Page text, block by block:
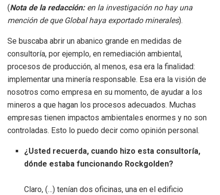
(Nota de la redacción: en la investigación no hay una
mención de que Global haya exportado minerales).
Se buscaba abrir un abanico grande en medidas de
consultoría, por ejemplo, en remediación ambiental,
procesos de producción, al menos, esa era la finalidad:
implementar una minería responsable. Esa era la visión de
nosotros como empresa en su momento, de ayudar a los
mineros a que hagan los procesos adecuados. Muchas
empresas tienen impactos ambientales enormes y no son
controladas. Esto lo puedo decir como opinión personal.
¿Usted recuerda, cuando hizo esta consultoría,
dónde estaba funcionando Rockgolden?
Claro, (…) tenían dos oficinas, una en el edificio